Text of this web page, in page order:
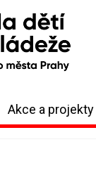
Akce a projekty